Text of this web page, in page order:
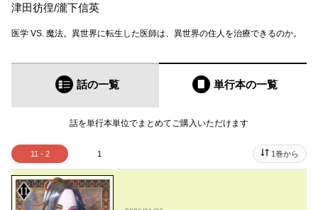
津田彷徨/瀧下信英
医学 VS. 魔法。異世界に転生した医師は、異世界の住人を治療できるのか。
話の一覧 単行本の一覧
話を単行本単位でまとめてご購入いただけます
11 - 2 1 1巻から